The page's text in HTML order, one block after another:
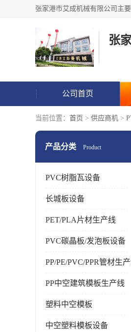
张
公司首页
当前位置： 首页 > 供应商机 >
产品分类 Product
PVC树脂瓦设备
长城板设备
PET/PLA片材生产线
PVC碳晶板/发泡板设备
PP/PE/PVC/PPR管材生
PP中空建筑模板生产线
塑料中空模板
中空塑料模板设备